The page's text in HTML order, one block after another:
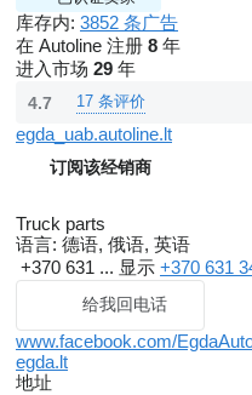
库存内: 3852 条广告
在 Autoline 注册 8 年
进入市场 29 年
4.7 17 条评价
egda_uab.autoline.lt
订阅该经销商
Truck parts
语言: 德语, 俄语, 英语
+370 631 ... 显示 +370 631
给我回电话
www.facebook.com/
egda.lt
地址